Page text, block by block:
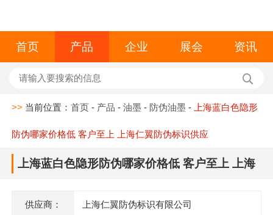
首页 产品 企业 展会 资讯
>> 当前位置：首页 - 产品 -油墨 - 防伪油墨 - 上海蓝白色隐形
防伪哪家价格低 客户至上 上海仁翼防伪标识供应
上海蓝白色隐形防伪哪家价格低 客户至上 上海
供应商： 上海仁翼防伪标识有限公司